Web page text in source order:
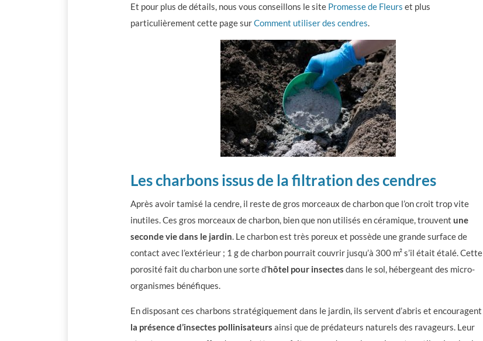
Et pour plus de détails, nous vous conseillons le site Promesse de Fleurs et plus
particulièrement cette page surComment utiliser des cendres.
Les charbons issus de la filtration des cendres
Après avoir tamisé la cendre, il reste de gros morceaux de charbon que l’on croit trop vite
inutiles. Ces gros morceaux de charbon, bien que non utilisés en céramique, trouventune
seconde vie dans le jardin. Le charbon est très poreux et possède une grande surface de
contact avec l’extérieur ; 1 g de charbon pourrait couvrir jusqu’à 300 m² s’il était étalé. Cette
porosité fait du charbon une sorte d’hôtel pour insectes dans le sol, hébergeant des micro-
organismes bénéfiques.
En disposant ces charbons stratégiquement dans le jardin, ils servent d’abris et encouragent
la présence d’insectes pollinisateurs ainsi que de prédateurs naturels des ravageurs. Leur